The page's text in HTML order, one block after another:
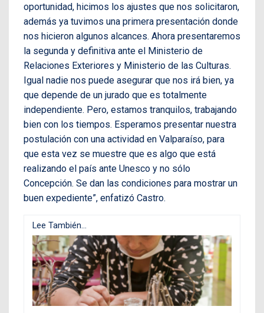
oportunidad, hicimos los ajustes que nos solicitaron,
además ya tuvimos una primera presentación donde
nos hicieron algunos alcances. Ahora presentaremos
la segunda y definitiva ante el Ministerio de
Relaciones Exteriores y Ministerio de las Culturas.
Igual nadie nos puede asegurar que nos irá bien, ya
que depende de un jurado que es totalmente
independiente. Pero, estamos tranquilos, trabajando
bien con los tiempos. Esperamos presentar nuestra
postulación con una actividad en Valparaíso, para
que esta vez se muestre que es algo que está
realizando el país ante Unesco y no sólo
Concepción. Se dan las condiciones para mostrar un
buen expediente”, enfatizó Castro.
Lee También...